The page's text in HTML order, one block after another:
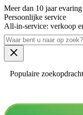
Meer dan 10 jaar evaring
Persoonlijke service
All-in-service: verkoop
Populaire